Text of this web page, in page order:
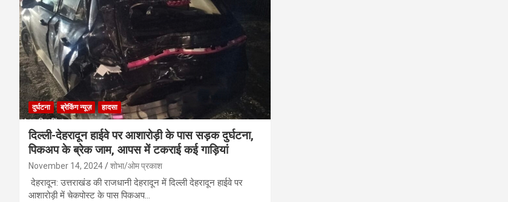
दुर्घटना ब्रेकिंग न्यूज़ हादसा
दिल्ली-देहरादून हाईवे पर आशारोड़ी के पास सड़क दुर्घटना,
पिकअप के ब्रेक जाम, आपस में टकराई कई गाड़ियां
November 14, 2024 शोभा/ओम प्रकाश
देहरादून: उत्तराखंड की राजधानी देहरादून में दिल्ली देहरादून हाईवे पर
आशारोड़ी में चेकपोस्ट के पास पिकअप…